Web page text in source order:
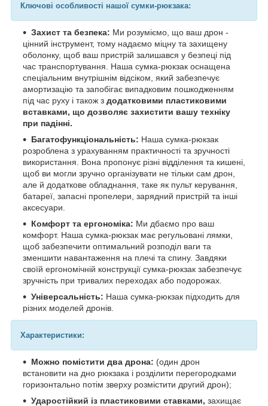
Ключові особливості нашої сумки-рюкзака:
Захист та безпека: Ми розуміємо, що ваш дрон -
цінний інструмент, тому надаємо міцну та захищену
оболонку, щоб ваш пристрій залишався у безпеці під
час транспортування. Наша сумка-рюкзак оснащена
спеціальним внутрішнім відсіком, який забезпечує
амортизацію та запобігає випадковим пошкодженням
під час руху і також з додатковими пластиковими
вставками, що дозволяє захистити вашу техніку
при падінні.
Багатофункціональність: Наша сумка-рюкзак
розроблена з урахуванням практичності та зручності
використання. Вона пропонує різні відділення та кишені,
щоб ви могли зручно організувати не тільки сам дрон,
але й додаткове обладнання, таке як пульт керування,
батареї, запасні пропелери, зарядний пристрій та інші
аксесуари.
Комфорт та ергономіка: Ми дбаємо про ваш
комфорт. Наша сумка-рюкзак має регульовані лямки,
щоб забезпечити оптимальний розподіл ваги та
зменшити навантаження на плечі та спину. Завдяки
своїй ергономічній конструкції сумка-рюкзак забезпечує
зручність при тривалих переходах або подорожах.
Універсальність: Наша сумка-рюкзак підходить для
різних моделей дронів.
Характеристики:
Можно помістити два дрона: (один дрон
встановити на дно рюкзака і розділити перегородками
горизонтально потім зверху розмістити другий дрон);
Ударостійкий із пластиковими ставками, захищає